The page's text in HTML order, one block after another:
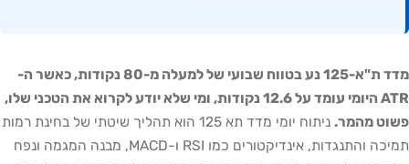
מדד ת"א-125 נע בטווח שבועי של למעלה מ-80 נקודות, כאשר ה-
ATR היומי עומד על 12.6 נקודות, ומי שלא יודע לקרוא את הטכני שלו,
פשוט מהמר.
ניתוח יומי מדד תא 125 הוא תהליך שיטתי של בחינת רמות
תמיכה והתנגדות, אינדיקטורים כמו RSI ו-MACD, מבנה המגמה ונפח